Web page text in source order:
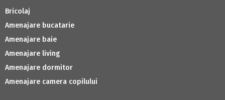
Bricolaj
Amenajare bucatarie
Amenajare baie
Amenajare living
Amenajare dormitor
Amenajare camera copilului